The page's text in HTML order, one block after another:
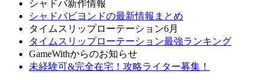
シャドバ新作情報
シャドバビヨンドの最新情報まとめ
タイムスリップローテーション6月
タイムスリップローテーション最強ランキング
GameWithからのお知らせ
未経験可&完全在宅！攻略ライター募集！